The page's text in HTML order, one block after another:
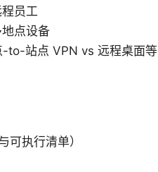
员工
点设备
to-站点 VPN vs 远程桌面等
可执行清单）